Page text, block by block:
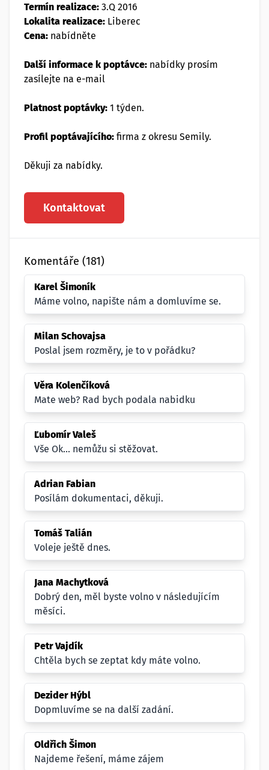
Termín realizace: 3.Q 2016
Lokalita realizace: Liberec
Cena: nabídněte
Další informace k poptávce: nabídky prosím
zasílejte na e-mail
Platnost poptávky: 1 týden.
Profil poptávajícího: firma z okresu Semily.
Děkuji za nabídky.
Kontaktovat
Komentáře (181)
Karel Šimoník
Máme volno, napište nám a domluvíme se.
Milan Schovajsa
Poslal jsem rozměry, je to v pořádku?
Věra Kolenčíková
Mate web? Rad bych podala nabidku
Ľubomír Valeš
Vše Ok... nemůžu si stěžovat.
Adrian Fabian
Posílám dokumentaci, děkuji.
Tomáš Talián
Voleje ještě dnes.
Jana Machytková
Dobrý den, měl byste volno v následujícím
měsíci.
Petr Vajdík
Chtěla bych se zeptat kdy máte volno.
Dezider Hýbl
Dopmluvíme se na další zadání.
Oldřich Šimon
Najdeme řešení, máme zájem